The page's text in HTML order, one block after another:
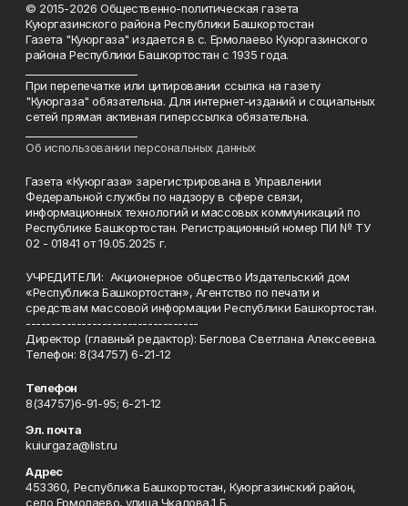
© 2015-2026 Общественно-политическая газета
Куюргазинского района Республики Башкортостан
Газета "Куюргаза" издается в с. Ермолаево Куюргазинского
района Республики Башкортостан с 1935 года.
При перепечатке или цитировании ссылка на газету
"Куюргаза" обязательна. Для интернет-изданий и социальных
сетей прямая активная гиперссылка обязательна.
Об использовании персональных данных
Газета «Куюргаза» зарегистрирована в Управлении
Федеральной службы по надзору в сфере связи,
информационных технологий и массовых коммуникаций по
Республике Башкортостан. Регистрационный номер ПИ № ТУ
02 - 01841 от 19.05.2025 г.
УЧРЕДИТЕЛИ: Акционерное общество Издательский дом
«Республика Башкортостан», Агентство по печати и
средствам массовой информации Республики Башкортостан.
----------------------------------
Директор (главный редактор): Беглова Светлана Алексеевна.
Телефон: 8(34757) 6-21-12
Телефон
8(34757)6-91-95; 6-21-12
Эл. почта
kuiurgaza@list.ru
Адрес
453360, Республика Башкортостан, Куюргазинский район,
село Ермолаево, улица Чкалова,1 Б.